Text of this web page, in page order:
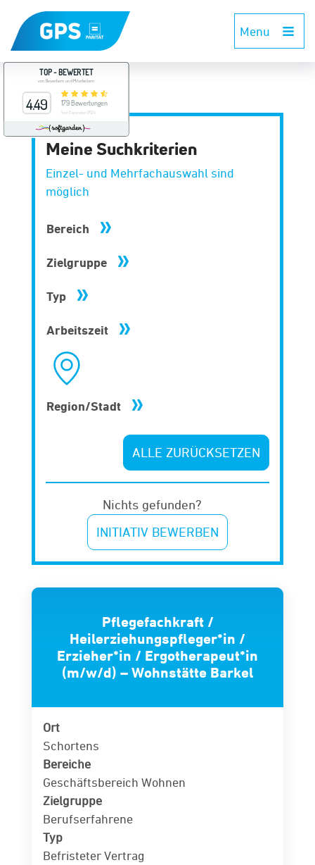
Menu
Meine Suchkriterien
Einzel- und Mehrfachauswahl sind
möglich
Bereich
Zielgruppe
Typ
Arbeitszeit
Region/Stadt
ALLE ZURÜCKSETZEN
Nichts gefunden?
INITIATIV BEWERBEN
Pflegefachkraft /
Heilerziehungspfleger*in /
Erzieher*in / Ergotherapeut*in
(m/w/d) – Wohnstätte Barkel
Ort
Schortens
Bereiche
Geschäftsbereich Wohnen
Zielgruppe
Berufserfahrene
Typ
Befristeter Vertrag